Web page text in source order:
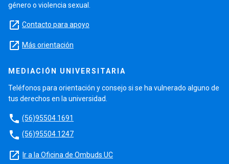
género o violencia sexual.
launch Contacto para apoyo
launch Más orientación
MEDIACIÓN UNIVERSITARIA
Teléfonos para orientación y consejo si se ha vulnerado alguno de
tus derechos en la universidad.
phone (56)95504 1691
phone (56)95504 1247
launch Ir a la Oficina de Ombuds UC